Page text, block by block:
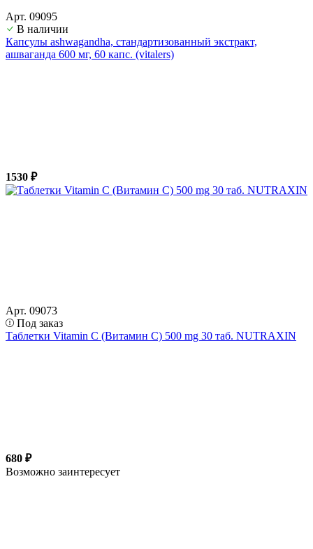
Арт. 09095
В наличии
Капсулы ashwagandha, стандартизованный экстракт,
ашвагандa 600 мг, 60 капс. (vitalers)
1530 ₽
Арт. 09073
Под заказ
Таблетки Vitamin C (Витамин С) 500 mg 30 таб. NUTRAXIN
680 ₽
Возможно заинтересует